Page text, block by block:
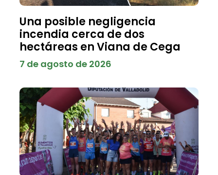
Una posible negligencia
incendia cerca de dos
hectáreas en Viana de Cega
7 de agosto de 2026